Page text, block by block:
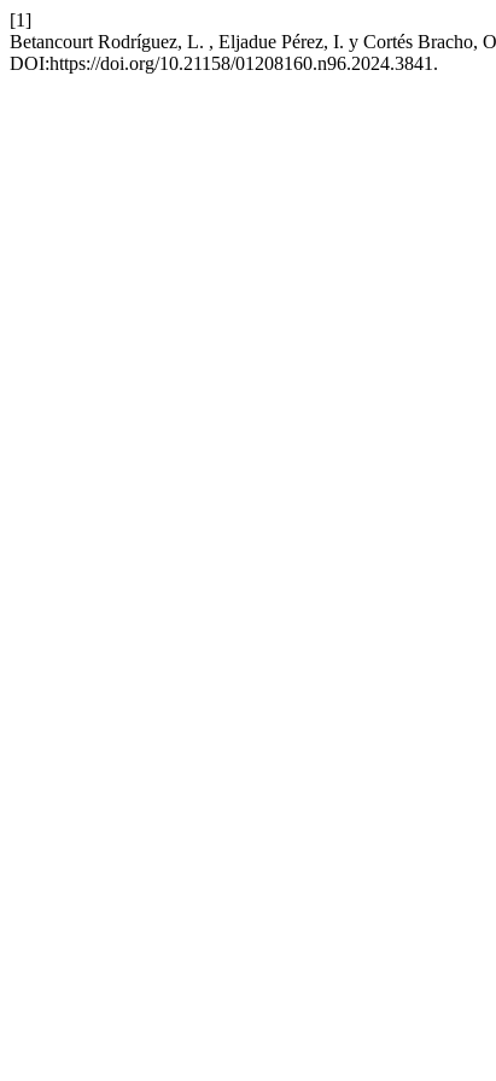
[1]
Betancourt Rodríguez, L. , Eljadue Pérez, I. y Cortés Bracho,
DOI:https://doi.org/10.21158/01208160.n96.2024.3841.